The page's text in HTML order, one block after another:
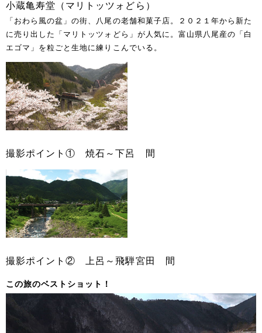
小蔵亀寿堂（マリトッツォどら）
「おわら風の盆」の街、八尾の老舗和菓子店。２０２１年から新た
に売り出した「マリトッツォどら」が人気に。富山県八尾産の「白
エゴマ」を粒ごと生地に練りこんでいる。
撮影ポイント① 焼石～下呂 間
撮影ポイント② 上呂～飛騨宮田 間
この旅のベストショット！